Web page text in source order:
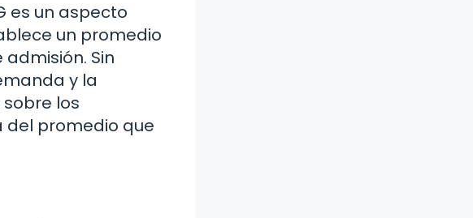
es un aspecto
un promedio
Sin
y la
los
del promedio que